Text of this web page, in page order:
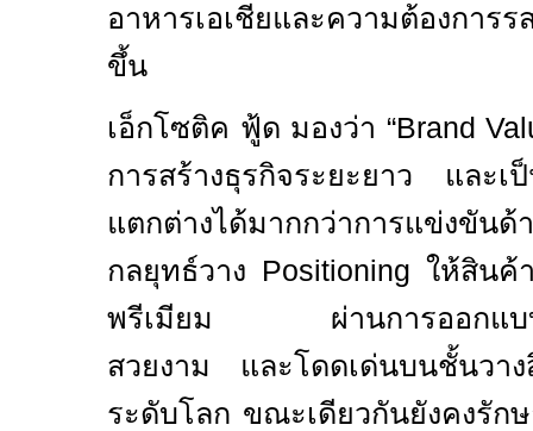
อาหารเอเชียและความต้องการ
ขึ้น
เอ็กโซติค ฟู้ด มองว่า “Brand
การสร้างธุรกิจระยะยาว และเ
แตกต่างได้มากกว่าการแข่งขัน
กลยุทธ์วาง Positioning ให้สินค้
พรีเมียม ผ่านการออกแบบ
สวยงาม และโดดเด่นบนชั้นวาง
ระดับโลก ขณะเดียวกันยังคงรัก